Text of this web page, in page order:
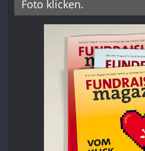
Foto klicken.